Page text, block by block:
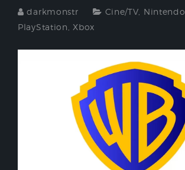
darkmonstr Cine/TV Nintendo
PlayStation
Xbox